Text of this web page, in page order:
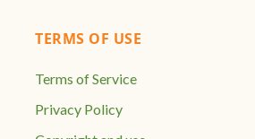
TERMS OF USE
Terms of Service
Privacy Policy